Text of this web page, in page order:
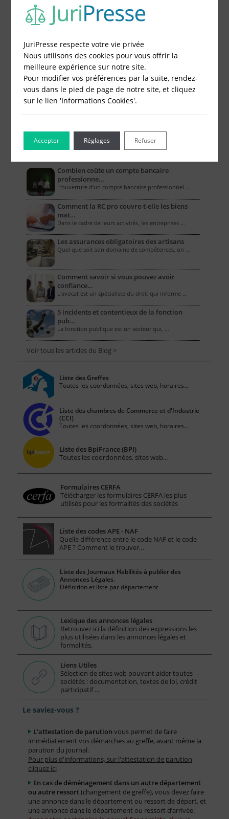
Le Blog pour les Entreprises
Combien coûte un compte bancaire
professionne…
L’ouverture d’un compte bancaire professionnel …
Comment la RC pro couvre-t-elle les biens
mat…
Dans le cadre de leurs activités, les entreprises …
Les assurances obligatoires des artisans
Quel que soit son domaine de compétences, un …
Comment savoir si vous pouvez avoir
confiance…
L'avocat est un spécialiste du droit qui informe …
5 incidents et contentieux de la fonction
pub…
La fonction publique est un secteur qui, …
Voir tous les articles du Blog >
Liste des Greffes
Toutes les coordonnées, sites web, horaires...
Liste des chambres de Commerce et d'Industrie
(CCI)
Toutes les coordonnées, sites web, horaires...
Liste des BpiFrance (BPI)
Toutes les coordonnées, sites web...
Formulaires CERFA
Télécharger les formulaires CERFA les plus
utilisés pour les formalités des sociétés
Liste des codes APE - NAF
Quelle différence entre le code NAF et le code
APE ? Comment le trouver…
Liste des Journaux Habilités à publier des
Annonces Légales.
Définition et liste par département
Lexique des annonces légales
Retrouvez ici la définition des expressions les
plus utilisées dans les annonces légales et
formalités.
Liens Utiles
Sélection de sites web pouvant aider toutes
sociétés : documentation, textes de loi, crédit
participatif ...
Le saviez-vous ?
L'attestation de parution vous permet de faire
immédiatement vos démarches au greffe, avant même la
parution du journal.
Pour plus d'informations, sur l'attestation de parution
cliquez ici
En cas de déménagement dans un autre département
ou autre ressort(changement de greffe), vous devez faire
une annonce dans le département ou ressort de départ, et
une annonce dans le département ou ressort d’arrivée.
JuriPresse respecte votre vie privée
Nous utilisons des cookies pour vous offrir la
meilleure expérience sur notre site.
Pour modifier vos préférences par la suite, rendez-
vous dans le pied de page de notre site, et cliquez
sur le lien 'Informations Cookies'.
Accepter Refuser
Réglages